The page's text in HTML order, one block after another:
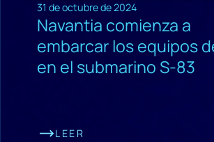
31 de octubre de 2024
Navantia comienza a
embarcar los equipos
en el submarino S-83
LEER